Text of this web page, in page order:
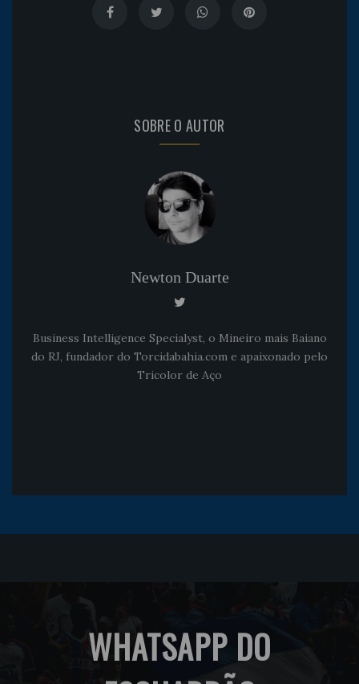
SOBRE O AUTOR
Newton Duarte
Business Intelligence Specialyst, o Mineiro mais Baiano
do RJ, fundador do Torcidabahia.com e apaixonado pelo
Tricolor de Aço
WHATSAPP DO